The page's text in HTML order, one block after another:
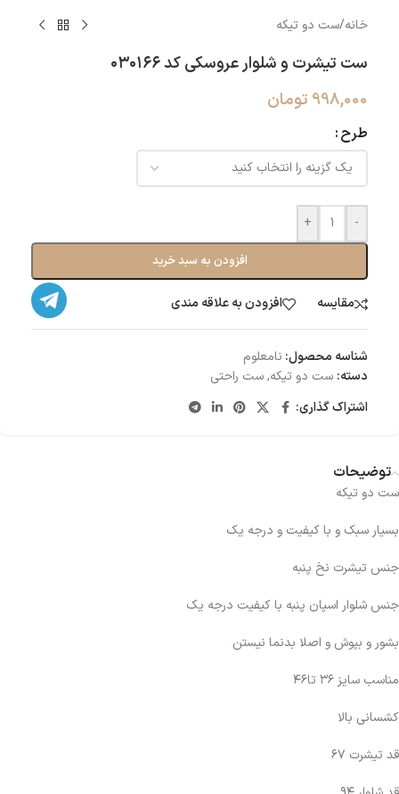
خانه/ست دو تیکه
ست تیشرت و شلوار عروسکی کد ۰۳۰۱۶۶
998,000 تومان
طرح
-
+
افزودن به سبد خرید
مقایسه افزودن به علاقه مندی
شناسه محصول: نامعلوم
دسته: ست دو تیکه,ست راحتی
اشتراک گذاری:
توضیحات
ست دو تیکه
بسیار سبک و با کیفیت و درجه یک
جنس تیشرت نخ پنبه
جنس شلوار اسپان پنبه با کیفیت درجه یک
بشور و بپوش و اصلا بدنما نیستن
مناسب سایز ۳۶ تا۴۶
کشسانی بالا
قد تیشرت ۶۷